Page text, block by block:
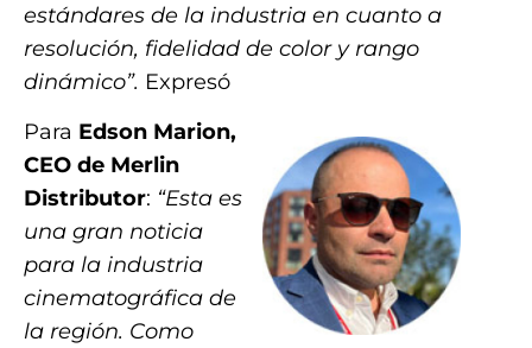
estándares de la industria en cuanto a
resolución, fidelidad de color y rango
dinámico”. Expresó
Para Edson Marion,
CEO de Merlin
Distributor: “Esta es
una gran noticia
para la industria
cinematográfica de
la región. Como